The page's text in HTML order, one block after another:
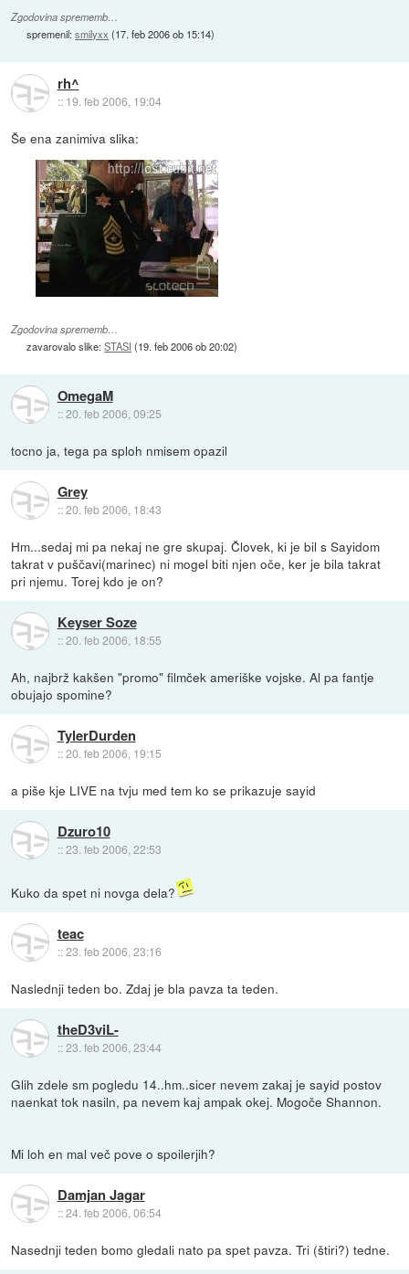
Zgodovina sprememb…
spremenil:smilyxx (17. feb 2006 ob 15:14)
rh^
:: 19. feb 2006, 19:04
Še ena zanimiva slika:
Zgodovina sprememb…
zavarovalo slike:STASI (19. feb 2006 ob 20:02)
OmegaM
::20. feb 2006, 09:25
tocno ja, tega pa sploh nmisem opazil
Grey
::20. feb 2006, 18:43
Hm...sedaj mi pa nekaj ne gre skupaj. Človek, ki je bil s Sayidom
takrat v puščavi(marinec) ni mogel biti njen oče, ker je bila takrat
pri njemu. Torej kdo je on?
Keyser Soze
::20. feb 2006, 18:55
Ah, najbrž kakšen "promo" filmček ameriške vojske. Al pa fantje
obujajo spomine?
TylerDurden
::20. feb 2006, 19:15
a piše kje LIVE na tvju med tem ko se prikazuje sayid
Dzuro10
::23. feb 2006, 22:53
Kuko da spet ni novga dela?
teac
::23. feb 2006, 23:16
Naslednji teden bo. Zdaj je bla pavza ta teden.
theD3viL-
::23. feb 2006, 23:44
Glih zdele sm pogledu 14..hm..sicer nevem zakaj je sayid postov
naenkat tok nasiln, pa nevem kaj ampak okej. Mogoče Shannon.
Mi loh en mal več pove o spoilerjih?
Damjan Jagar
::24. feb 2006, 06:54
Nasednji teden bomo gledali nato pa spet pavza. Tri (štiri?) tedne.